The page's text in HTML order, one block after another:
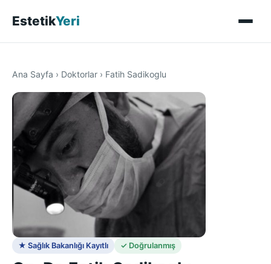
EstetikYeri
Ana Sayfa › Doktorlar › Fatih Sadikoglu
★ Sağlık Bakanlığı Kayıtlı ✓ Doğrulanmış